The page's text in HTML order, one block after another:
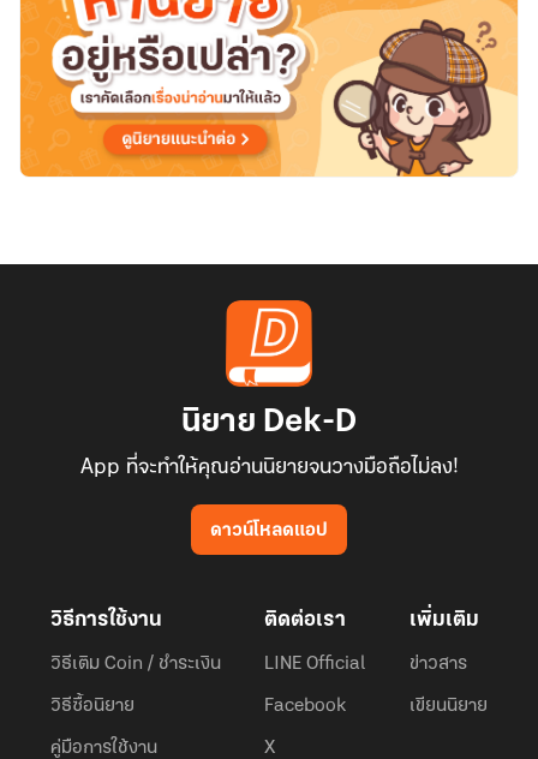
นิยาย Dek-D
App ที่จะทำให้คุณอ่านนิยายจนวางมือถือไม่ลง!
ดาวน์โหลดแอป
วิธีการใช้งาน
วิธีเติม Coin / ชำระเงิน
วิธีซื้อนิยาย
คู่มือการใช้งาน
ติดต่อเรา
LINE Official
Facebook
X
เพิ่มเติม
ข่าวสาร
เขียนนิยาย